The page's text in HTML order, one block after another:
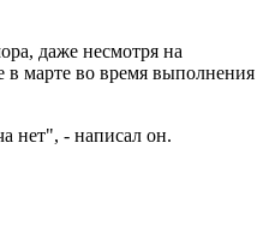
даже несмотря на
в марте во время выполнения
нет", - написал он.